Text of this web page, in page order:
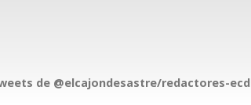
de @elcajondesastre/redactores-ecd